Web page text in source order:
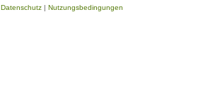
Datenschutz| Nutzungsbedingungen